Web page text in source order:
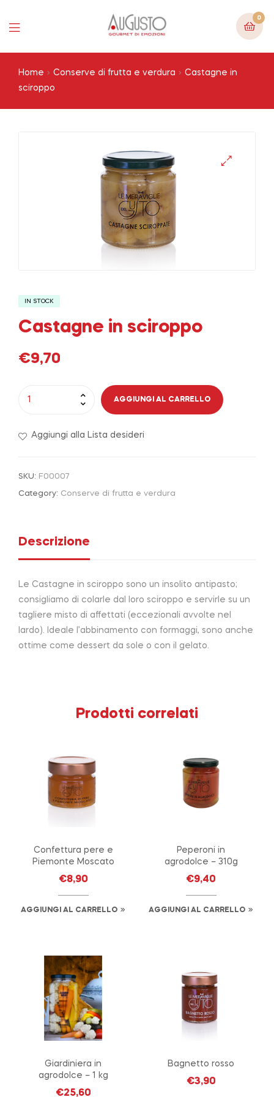
Menu
0
Home Conserve di frutta e verdura
Castagne in
sciroppo
IN STOCK
Castagne in sciroppo
€9,70
quantità
AGGIUNGI AL CARRELLO
Aggiungi alla Lista desideri
SKU: F00007
Category: Conserve di frutta e verdura
Descrizione
Le Castagne in sciroppo sono un insolito antipasto;
consigliamo di colarle dal loro sciroppo e servirle su un
tagliere misto di affettati (eccezionali avvolte nel
lardo). Ideale l’abbinamento con formaggi, sono anche
ottime come dessert da sole o con il gelato.
Prodotti correlati
Confettura pere e
Piemonte Moscato
€8,90
AGGIUNGI AL CARRELLO
Peperoni in
agrodolce – 310g
€9,40
AGGIUNGI AL CARRELLO
Giardiniera in
agrodolce – 1 kg
€25,60
Bagnetto rosso
€3,90